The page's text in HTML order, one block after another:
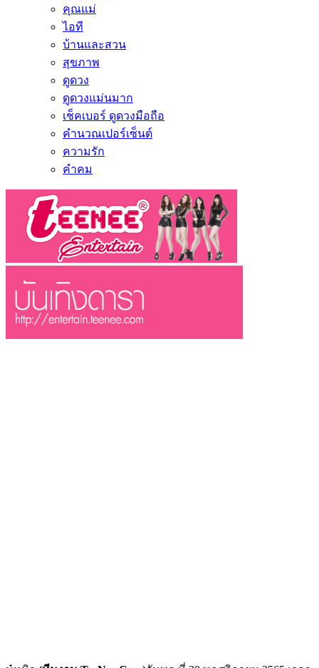
คุณแม่
ไอที
บ้านและสวน
สุขภาพ
ดูดวง
ดูดวงแม่นมาก
เช็คเบอร์ ดูดวงมือถือ
คำนวณเปอร์เซ็นต์
ความรัก
คำคม